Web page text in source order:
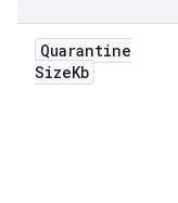
Quarantine
SizeKb